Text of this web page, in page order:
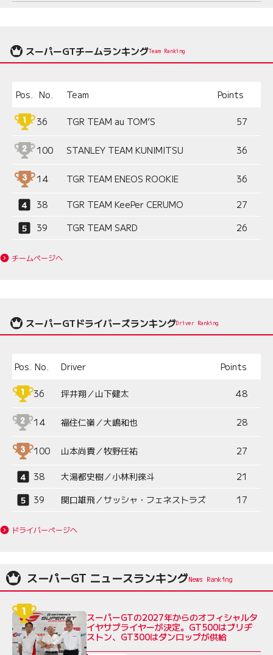
スーパーGTチームランキングTeam Ranking
Pos. No. Team Points
36 TGR TEAM au TOM’S 57
100 STANLEY TEAM KUNIMITSU 36
14 TGR TEAM ENEOS ROOKIE 36
38 TGR TEAM KeePer CERUMO
27
39
TGR TEAM SARD 26
チームページへ
スーパーGTドライバーズランキングDriver Ranking
Pos. No. Driver Points
36 坪井翔／山下健太 48
14 福住仁嶺／大嶋和也 28
100 山本尚貴／牧野任祐 27
38 大湯都史樹／小林利徠斗
21
39
関口雄飛／サッシャ・フェネストラズ 17
ドライバーページへ
スーパーGT ニュースランキング
スーパーGTの2027年からのオフィシャルタ
イヤサプライヤーが決定。GT500はブリヂ
ストン、GT300はダンロップが供給